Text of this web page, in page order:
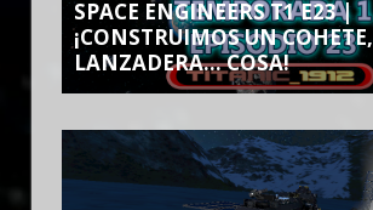
SPACE ENGINEERS T1 E23 |
¡CONSTRUIMOS UN COHETE,
LANZADERA… COSA!